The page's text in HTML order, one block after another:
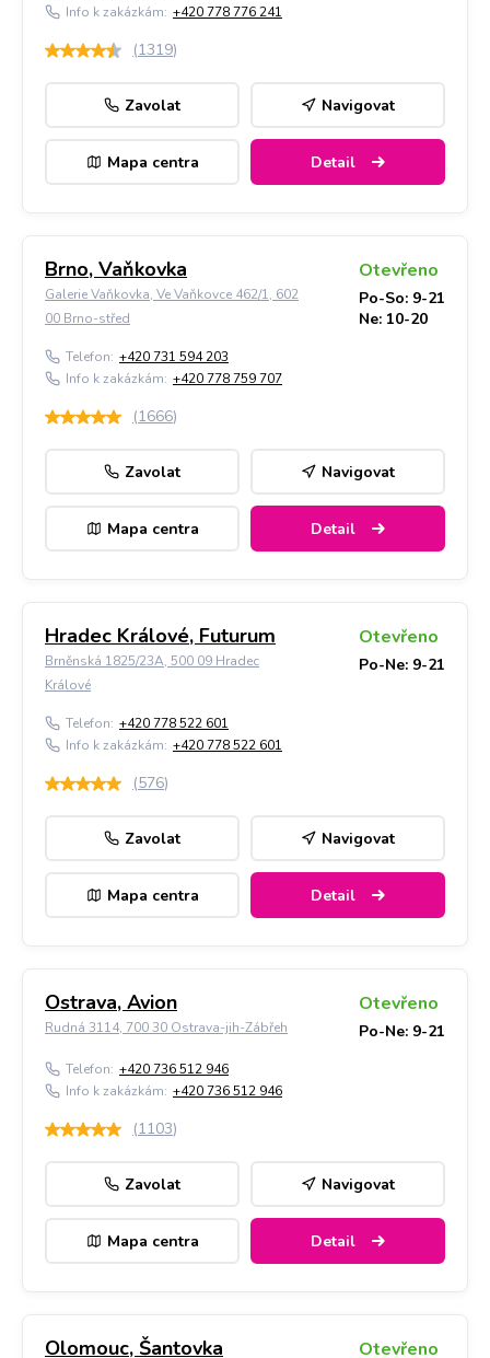
Info k zakázkám: +420 778 776 241
(1319)
Zavolat Navigovat
Mapa centra Detail
Brno, Vaňkovka
Galerie Vaňkovka, Ve Vaňkovce 462/1, 602
00 Brno-střed
Otevřeno
Po-So: 9-21
Ne: 10-20
Telefon: +420 731 594 203
Info k zakázkám: +420 778 759 707
(1666)
Zavolat Navigovat
Mapa centra Detail
Hradec Králové, Futurum
Brněnská 1825/23A, 500 09 Hradec
Králové
Otevřeno
Po-Ne: 9-21
Telefon: +420 778 522 601
Info k zakázkám: +420 778 522 601
(576)
Zavolat Navigovat
Mapa centra Detail
Ostrava, Avion
Rudná 3114, 700 30 Ostrava-jih-Zábřeh
Otevřeno
Po-Ne: 9-21
Telefon: +420 736 512 946
Info k zakázkám: +420 736 512 946
(1103)
Zavolat Navigovat
Mapa centra Detail
Olomouc, Šantovka Otevřeno